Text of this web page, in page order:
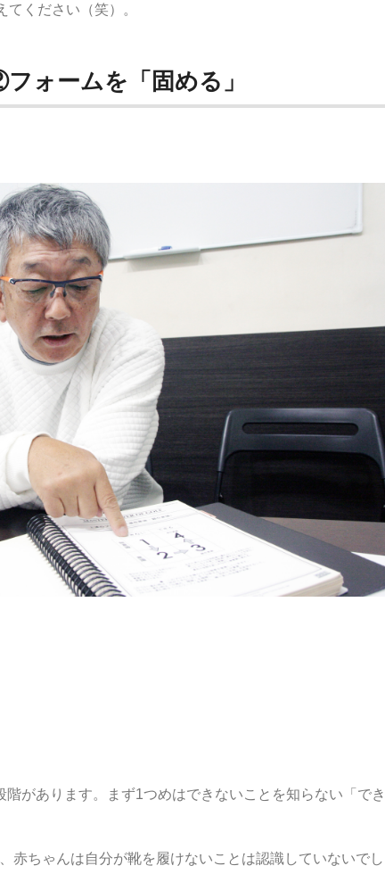
ください（笑）。
ォームを「固める」
階があります。まず1つめはできないことを知らない「でき
赤ちゃんは自分が靴を履けないことは認識していないでし